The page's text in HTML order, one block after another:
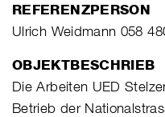
REFERENZPERSON
Ulrich Weidmann 058
OBJEKTBESCHRIEB
Die Arbeiten UED
Betrieb der